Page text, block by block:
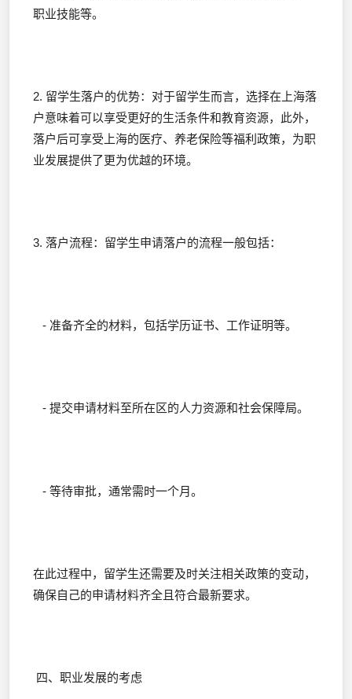
职业技能等。
2. 留学生落户的优势：对于留学生而言，选择在上海落
户意味着可以享受更好的生活条件和教育资源，此外，
落户后可享受上海的医疗、养老保险等福利政策，为职
业发展提供了更为优越的环境。
3. 落户流程：留学生申请落户的流程一般包括：
- 准备齐全的材料，包括学历证书、工作证明等。
- 提交申请材料至所在区的人力资源和社会保障局。
- 等待审批，通常需时一个月。
在此过程中，留学生还需要及时关注相关政策的变动，
确保自己的申请材料齐全且符合最新要求。
四、职业发展的考虑